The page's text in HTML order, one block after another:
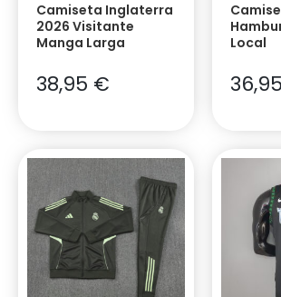
Camiseta Inglaterra
2026 Visitante
Manga Larga
38,95 €
Local
36,95